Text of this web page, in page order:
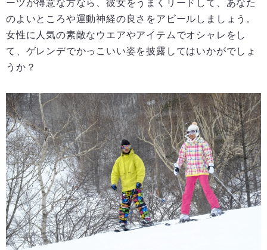
ーツが得意な方なら、彼女をうまくリードして、あなた
のよいところや運動神経の良さをアピールしましょう。
女性に人気の素敵なウエアやアイテムでオシャレをし
て、ゲレンデでかっこいい姿を披露してはいかがでしょ
うか？